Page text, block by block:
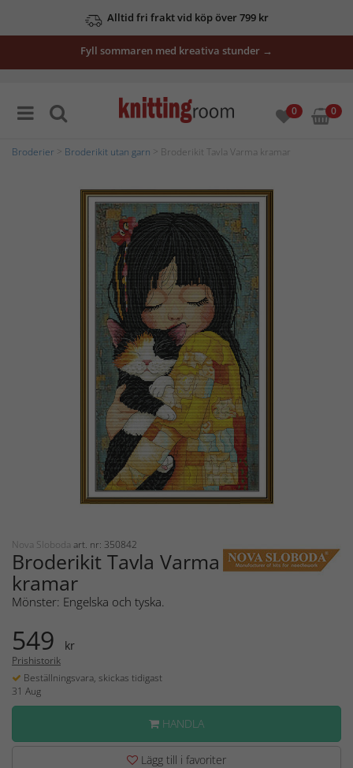
Alltid fri frakt vid köp över 799 kr
Fyll sommaren med kreativa stunder →
0 0
Broderier Broderikit utan garn > Broderikit Tavla Varma kramar
Nova Sloboda art. nr: 350842
Broderikit Tavla Varma
kramar
Mönster: Engelska och tyska.
549 kr
Prishistorik
Beställningsvara, skickas tidigast
31 Aug
HANDLA
Lägg till i favoriter